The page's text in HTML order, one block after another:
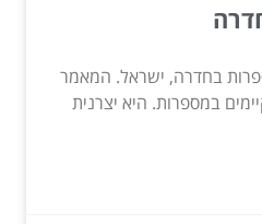
בחדרה, ישראל. המאמר
במספרות. היא יצרנית